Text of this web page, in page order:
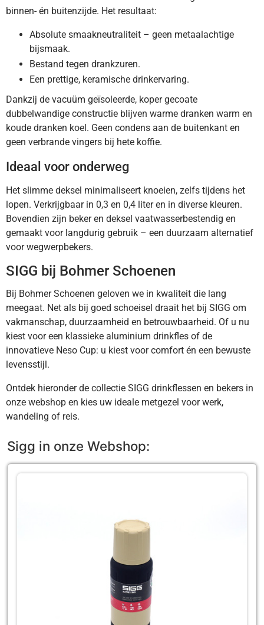
binnen- én buitenzijde. Het resultaat:
Absolute smaakneutraliteit – geen metaalachtige
bijsmaak.
Bestand tegen drankzuren.
Een prettige, keramische drinkervaring.
Dankzij de vacuüm geïsoleerde, koper gecoate
dubbelwandige constructie blijven warme dranken warm en
koude dranken koel. Geen condens aan de buitenkant en
geen verbrande vingers bij hete koffie.
Ideaal voor onderweg
Het slimme deksel minimaliseert knoeien, zelfs tijdens het
lopen. Verkrijgbaar in 0,3 en 0,4 liter en in diverse kleuren.
Bovendien zijn beker en deksel vaatwasserbestendig en
gemaakt voor langdurig gebruik – een duurzaam alternatief
voor wegwerpbekers.
SIGG bij Bohmer Schoenen
Bij Bohmer Schoenen geloven we in kwaliteit die lang
meegaat. Net als bij goed schoeisel draait het bij SIGG om
vakmanschap, duurzaamheid en betrouwbaarheid. Of u nu
kiest voor een klassieke aluminium drinkfles of de
innovatieve Neso Cup: u kiest voor comfort én een bewuste
levensstijl.
Ontdek hieronder de collectie SIGG drinkflessen en bekers in
onze webshop en kies uw ideale metgezel voor werk,
wandeling of reis.
Sigg in onze Webshop: